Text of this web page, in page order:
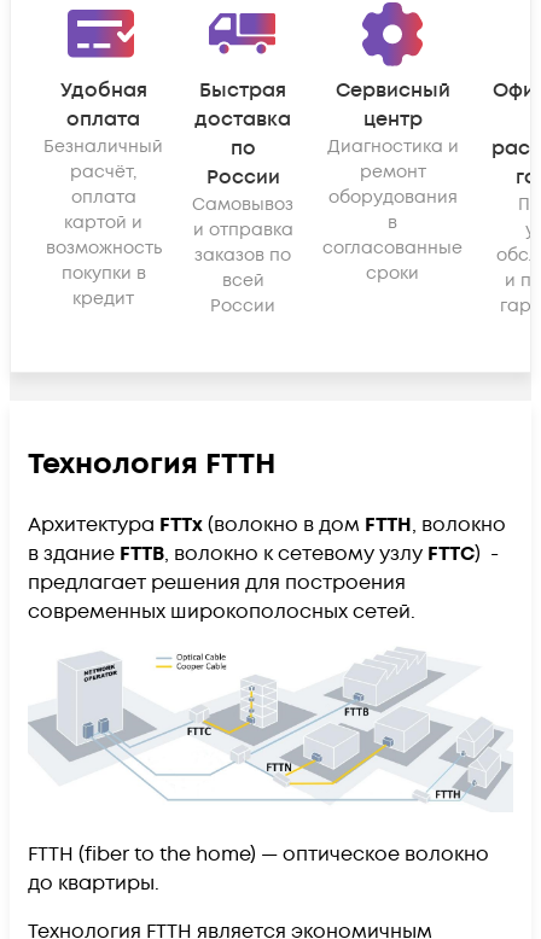
Удобная
оплата
Безналичный
расчёт,
оплата
картой и
возможность
покупки в
кредит
Быстрая
доставка
по
России
Самовывоз
и отправка
заказов по
всей
России
Сервисный
центр
Диагностика и
ремонт
оборудования
в
согласованные
сроки
и
Технология FTTH
Архитектура FTTx(волокно в дом FTTH, волокно
в здание FTTB, волокно к сетевому узлу FTTC) -
предлагает решения для построения
современных широкополосных сетей.
FTTH (fiber to the home) — оптическое волокно
до квартиры.
Технология FTTH является экономичным